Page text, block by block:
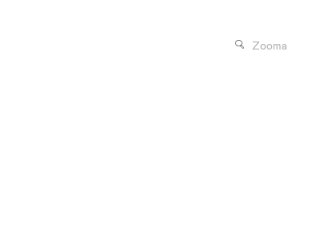
Zooma